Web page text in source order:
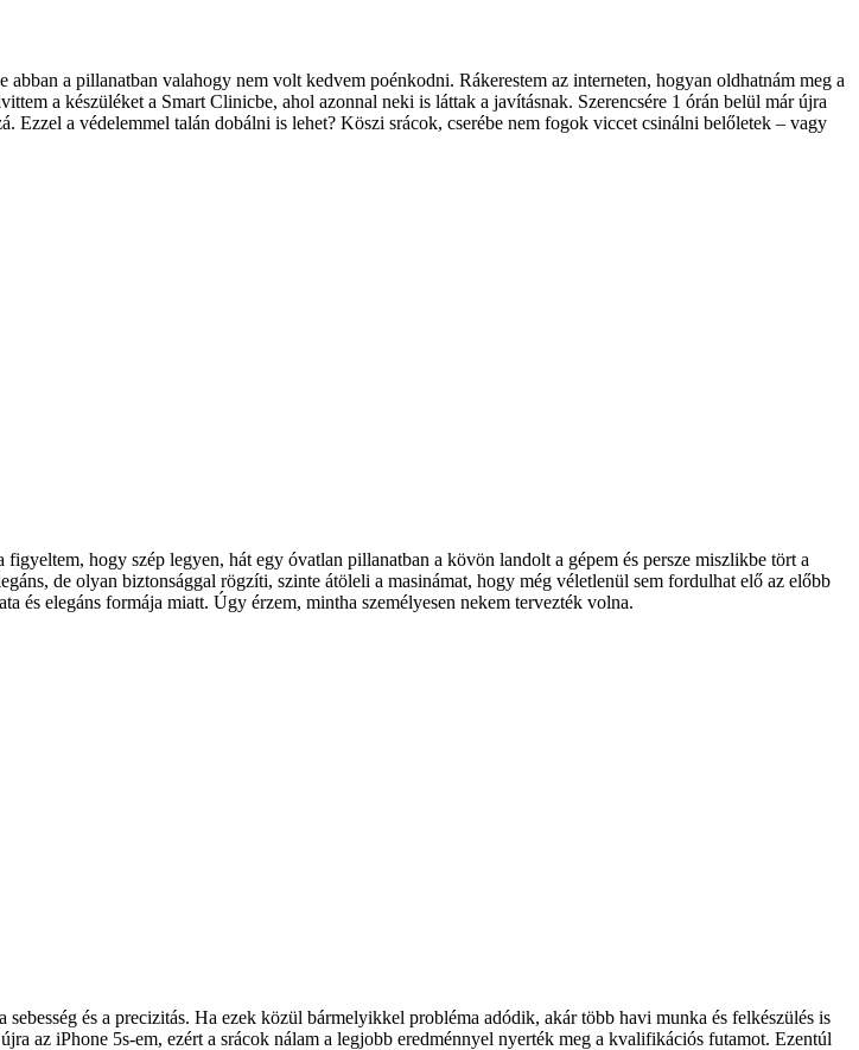
a pillanatban valahogy nem volt kedvem poénkodni. Rákerestem az interneten, hogyan oldhatnám meg a
a készüléket a Smart Clinicbe, ahol azonnal neki is láttak a javításnak. Szerencsére 1 órán belül már újra
Ezzel a védelemmel talán dobálni is lehet? Köszi srácok, cserébe nem fogok viccet csinálni belőletek – vagy
hogy szép legyen, hát egy óvatlan pillanatban a kövön landolt a gépem és persze miszlikbe tört a
de olyan biztonsággal rögzíti, szinte átöleli a masinámat, hogy még véletlenül sem fordulhat elő az előbb
elegáns formája miatt. Úgy érzem, mintha személyesen nekem tervezték volna.
és a precizitás. Ha ezek közül bármelyikkel probléma adódik, akár több havi munka és felkészülés is
az iPhone 5s-em, ezért a srácok nálam a legjobb eredménnyel nyerték meg a kvalifikációs futamot. Ezentúl